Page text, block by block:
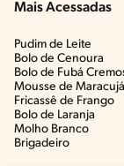
Mais Acessadas
Pudim de Leite
Bolo de Cenoura
Bolo de Fubá
Mousse de Maracujá
Fricassê de Frango
Bolo de Laranja
Molho Branco
Brigadeiro